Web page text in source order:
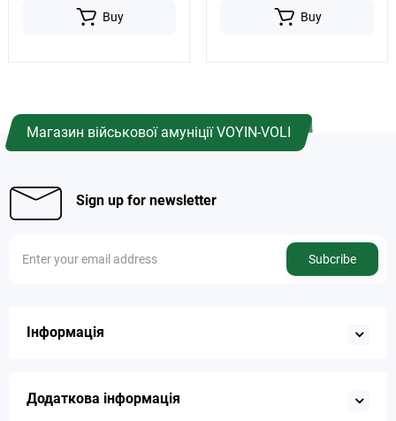
Buy Buy
Магазин військової амуніції VOYIN-VOLI
Sign up for newsletter
Subcribe
Інформація
Додаткова інформація